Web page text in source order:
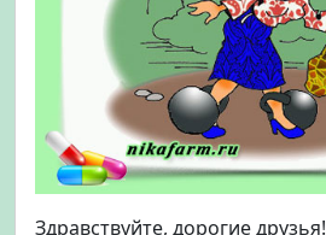
К
о
м
п
р
е
с
Здравствуйте, дорогие друзья!